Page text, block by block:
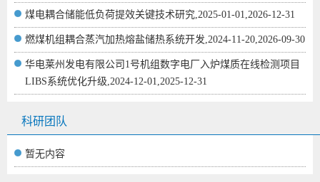
煤电耦合储能低负荷提效关键技术研究,2025-01-01,2026-12-31
燃煤机组耦合蒸汽加热熔盐储热系统开发,2024-11-20,2026-09-30
华电莱州发电有限公司1号机组数字电厂入炉煤质在线检测项目
LIBS系统优化升级,2024-12-01,2025-12-31
科研团队
暂无内容